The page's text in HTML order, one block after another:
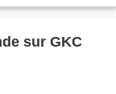
sur GKC